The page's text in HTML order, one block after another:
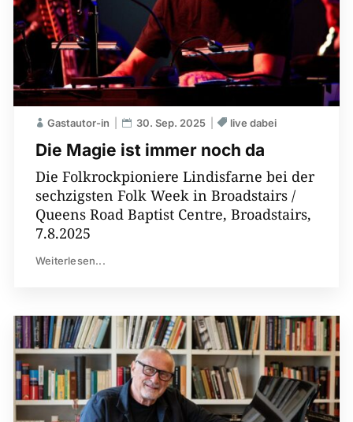
Die Magie ist immer noch da
Gastautor-in 30. Sep. 2025 live dabei
Die Folkrockpioniere Lindisfarne bei der
sechzigsten Folk Week in Broadstairs /
Queens Road Baptist Centre, Broadstairs,
7.8.2025
Weiterlesen...